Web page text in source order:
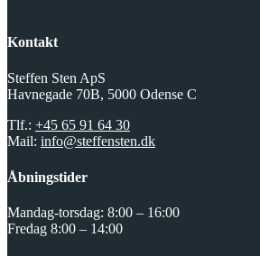
Kontakt
Steffen Sten ApS
Havnegade 70B, 5000 Odense C
Tlf.: +45 65 91 64 30
Mail: info@steffensten.dk
Åbningstider
Mandag-torsdag: 8:00 – 16:00
Fredag 8:00 – 14:00